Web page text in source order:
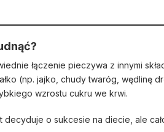
łączenie pieczywa z innymi
(np. jajko, chudy twaróg, wędlinę
wzrostu cukru we krwi.
o sukcesie na diecie, ale